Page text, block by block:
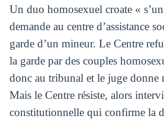
Un duo homosexuel croate «
demande au centre d’assistance
garde d’un mineur. Le Centre
la garde par des couples
donc au tribunal et le juge donne
Mais le Centre résiste, alors
constitutionnelle qui confirme la